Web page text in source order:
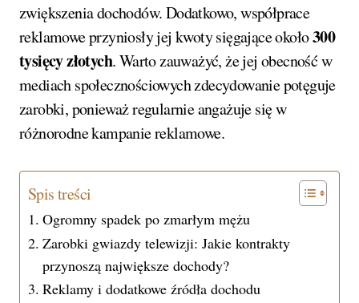
zwiększenia dochodów. Dodatkowo, współprace
reklamowe przyniosły jej kwoty sięgające około300
tysięcy złotych. Warto zauważyć, że jej obecność w
mediach społecznościowych zdecydowanie potęguje
zarobki, ponieważ regularnie angażuje się w
różnorodne kampanie reklamowe.
Spis treści
Ogromny spadek po zmarłym mężu
Zarobki gwiazdy telewizji: Jakie kontrakty
przynoszą największe dochody?
Reklamy i dodatkowe źródła dochodu